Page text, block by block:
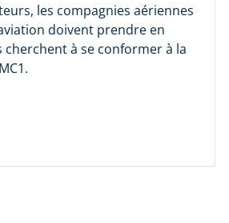
les compagnies aériennes
doivent prendre en
à se conformer à la